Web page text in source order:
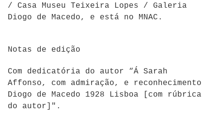
/ Casa Museu Teixeira Lopes / Galeria
Diogo de Macedo, e está no MNAC.
Notas de edição
Com dedicatória do autor “Á Sarah
Affonso, com admiração, e reconhecimento
Diogo de Macedo 1928 Lisboa [com rúbrica
do autor]".